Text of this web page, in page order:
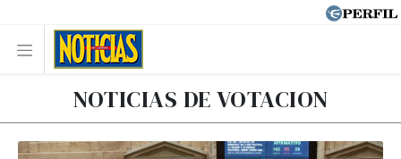
NOTICIAS DE VOTACION